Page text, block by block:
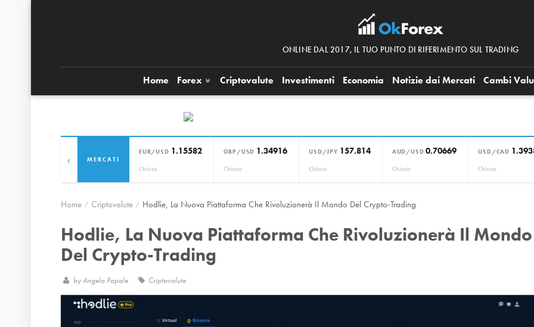
ONLINE DAL 2017, IL TUO PUNTO DI RIFERIMENTO SUL TRADING
Home Forex Criptovalute Investimenti Economia Notizie dai Mercati Cambi
MERCATI
EUR/USD 1.15582
Chiuso
GBP/USD 1.34916
Chiuso
USD/JPY 157.814
Chiuso
AUD/USD 0.70669
Chiuso
USD/CAD
Chiuso
‹
Home Criptovalute Hodlie, La Nuova Piattaforma Che Rivoluzionerà Il Mondo Del Crypto-Trading
Hodlie, La Nuova Piattaforma Che Rivoluzionerà Il Mondo
Del Crypto-Trading
byAngelo Papale Criptovalute